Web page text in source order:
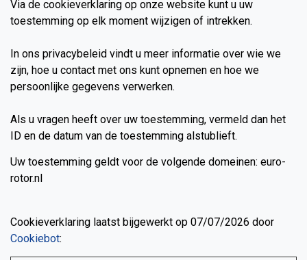
Via de cookieverklaring op onze website kunt u uw
toestemming op elk moment wijzigen of intrekken.
In ons privacybeleid vindt u meer informatie over wie we
zijn, hoe u contact met ons kunt opnemen en hoe we
persoonlijke gegevens verwerken.
Als u vragen heeft over uw toestemming, vermeld dan het
ID en de datum van de toestemming alstublieft.
Uw toestemming geldt voor de volgende domeinen: euro-
rotor.nl
Cookieverklaring laatst bijgewerkt op 07/07/2026 door
Cookiebot: